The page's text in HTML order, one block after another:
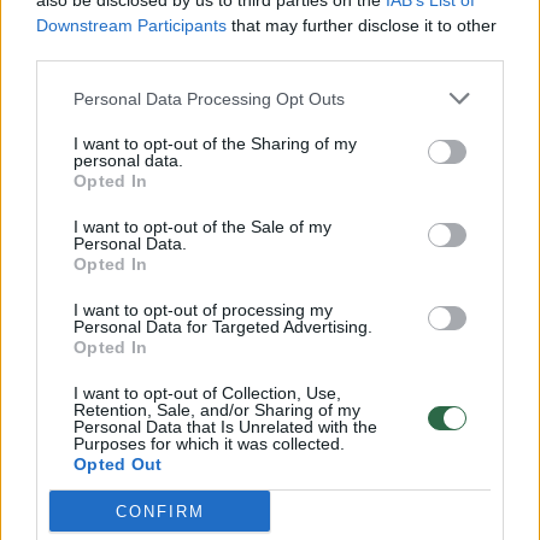
Downstream Participants that may further disclose it to other
Personal Data Processing Opt Outs
I want to opt-out of the Sharing of my
personal data.
Opted In
I want to opt-out of the Sale of my
Personal Data.
Opted In
I want to opt-out of processing my
Personal Data for Targeted Advertising.
Opted In
I want to opt-out of Collection, Use,
Retention, Sale, and/or Sharing of my
Personal Data that Is Unrelated with the
Purposes for which it was collected.
Opted Out
CONFIRM
Savaitės vidurys nusimato karštas: temperatūra kils iki
vaizdas pribloškia
Žinios
K. Prunskienės brolis prisiminė jaudinančią akimirką
prieš mirtį: „Tai buvo simbolinis mūsų pagerbimo
ženklas“
Žinios | Lietuvos diena